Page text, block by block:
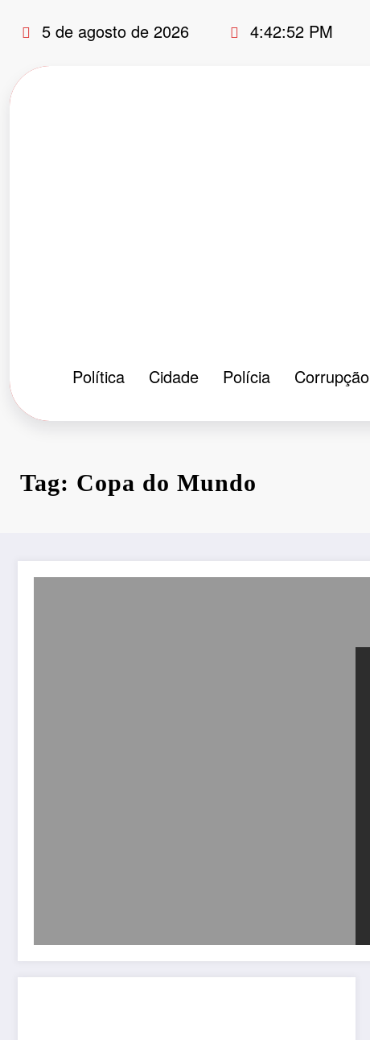
para
conteúdo
5 de agosto de 2026 4:42:53 PM
Política Cidade Polícia Corrupção
Tag: Copa do Mundo